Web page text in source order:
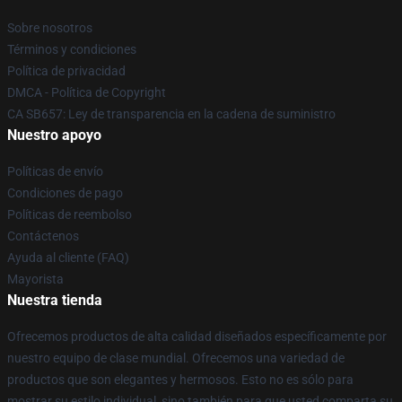
Sobre nosotros
Términos y condiciones
Política de privacidad
DMCA - Política de Copyright
CA SB657: Ley de transparencia en la cadena de suministro
Nuestro apoyo
Políticas de envío
Condiciones de pago
Políticas de reembolso
Contáctenos
Ayuda al cliente (FAQ)
Mayorista
Nuestra tienda
Ofrecemos productos de alta calidad diseñados específicamente por
nuestro equipo de clase mundial. Ofrecemos una variedad de
productos que son elegantes y hermosos. Esto no es sólo para